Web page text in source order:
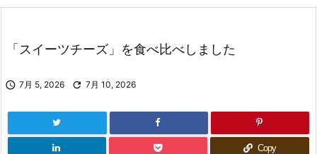
「スイーツチーズ」を食べ比べしました
 7月 5, 2026  7月 10, 2026
Copy